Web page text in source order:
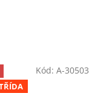
Kód:A-30503